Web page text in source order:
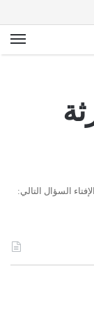
(552) ورد إلى دار الإفتاء السؤال التالي: